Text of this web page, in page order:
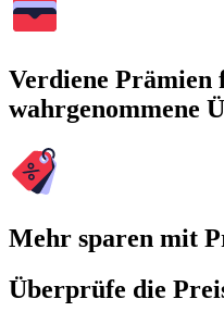
Verdiene Prämien
wahrgenommene
Mehr sparen mit
Überprüfe die